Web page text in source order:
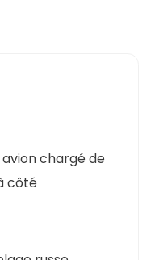
avion chargé de
côté